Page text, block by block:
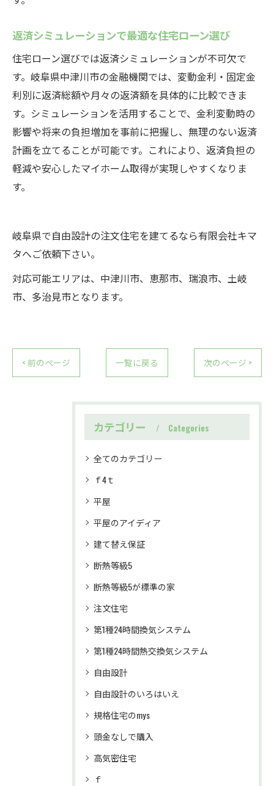
返済シミュレーションで最適な住宅ローン選び
住宅ローン選びでは返済シミュレーションが不可欠で
す。岐阜県中津川市の金融機関では、変動金利・固定金
利別に返済総額や月々の返済額を具体的に比較できま
す。シミュレーションを活用することで、金利変動時の
影響や将来の負担増加を事前に把握し、無理のない返済
計画を立てることが可能です。これにより、返済負担の
軽減や安心したマイホーム取得が実現しやすくなりま
す。
岐阜県で自由設計の注文住宅を建てるなら有限会社キマ
タへご依頼下さい。
対応可能エリアは、中津川市、恵那市、瑞浪市、土岐
市、多治見市となります。
< 前のページ 一覧に戻る 次のページ >
カテゴリー Categories
全てのカテゴリー
ｆ4ｔ
平屋
平屋のアイディア
建て替え保証
断熱等級5
断熱等級5が標準の家
注文住宅
第1種24時間換気システム
第1種24時間熱交換気システム
自由設計
自由設計のいろはいえ
規格住宅のmys
頭金なしで購入
高気密住宅
ｆ